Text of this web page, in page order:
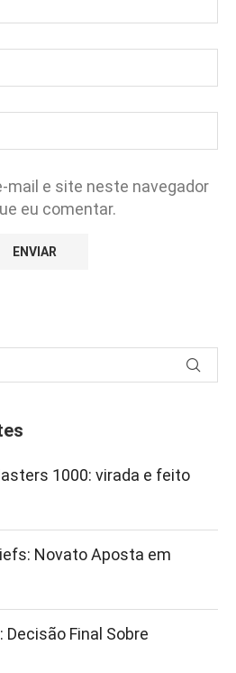
mail e site neste navegador
eu comentar.
1000: virada e feito
Novato Aposta em
Decisão Final Sobre